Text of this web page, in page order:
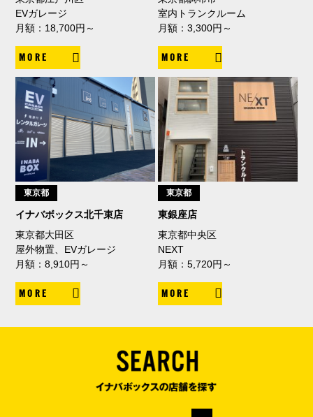
EVガレージ
月額：18,700円～
MORE
室内トランクルーム
月額：3,300円～
MORE
東京都
イナバボックス北千束店
東京都大田区
屋外物置、EVガレージ
月額：8,910円～
MORE
東京都
東銀座店
東京都中央区
NEXT
月額：5,720円～
MORE